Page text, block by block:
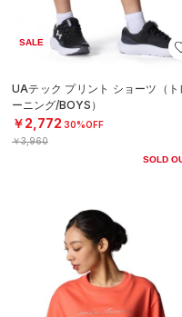
SALE
UAテック プリント ショーツ（ト
ーニング/BOYS）
￥2,772 30%OFF
￥3,960
SOLD